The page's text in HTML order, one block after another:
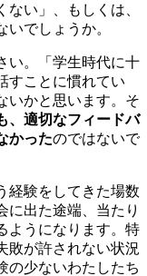
い」、もしくは、
いでしょうか。
い。
「学生時代に十
すことに慣れてい
かと思います。 そ
、適切なフィードバ
かったのではないで
経験をしてきた場数
に出た途端、当たり
ようになります。特
敗が許されない状況
の少ないわたしたち